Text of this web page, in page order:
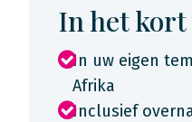
In het kort
In uw eigen
Afrika
Inclusief